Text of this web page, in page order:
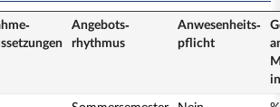
Angebots­
rhythmus
Anwesenheits­
pflicht